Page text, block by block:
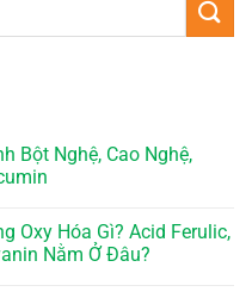
Bột Nghệ, Cao Nghệ,
Oxy Hóa Gì? Acid Ferulic,
Nằm Ở Đâu?